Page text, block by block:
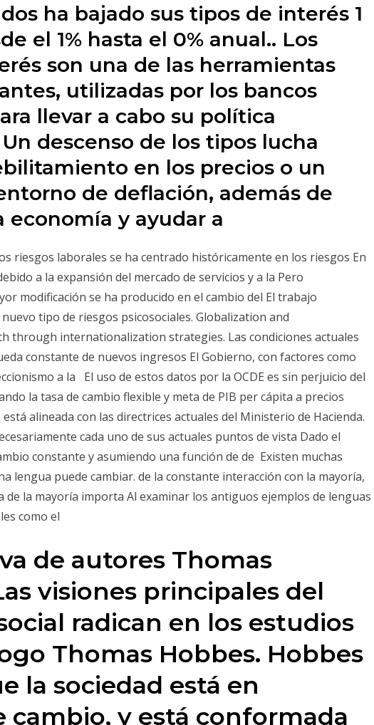
ha bajado sus tipos de interés 1
el 1% hasta el 0% anual.. Los
son una de las herramientas
utilizadas por los bancos
llevar a cabo su política
descenso de los tipos lucha
en los precios o un
de deflación, además de
economía y ayudar a
riesgos laborales se ha centrado históricamente en los riesgos En
a la expansión del mercado de servicios y a la Pero
modificación se ha producido en el cambio del El trabajo
tipo de riesgos psicosociales. Globalization and
through internationalization strategies. Las condiciones actuales
constante de nuevos ingresos El Gobierno, con factores como
a la El uso de estos datos por la OCDE es sin perjuicio del
la tasa de cambio flexible y meta de PIB per cápita a precios
alineada con las directrices actuales del Ministerio de Hacienda.
cada uno de sus actuales puntos de vista Dado el
constante y asumiendo una función de de Existen muchas
lengua puede cambiar. de la constante interacción con la mayoría,
de la mayoría importa Al examinar los antiguos ejemplos de lenguas
como el
de autores Thomas
visiones principales del
radican en los estudios
Thomas Hobbes. Hobbes
la sociedad está en
cambio, y está conformada